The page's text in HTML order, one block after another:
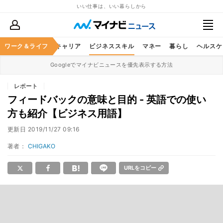
いい仕事は、いい暮らしから
ワーク＆ライフ キャリア ビジネススキル マネー 暮らし ヘルス
Googleでマイナビニュースを優先表示する方法
レポート
フィードバックの意味と目的 - 英語での使い
方も紹介【ビジネス用語】
更新日 2019/11/27 09:16
著者： CHIGAKO
URLをコピー